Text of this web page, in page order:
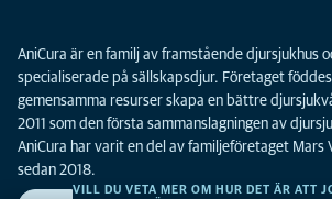
AniCura är en familj av framstående djursjukhus
specialiserade på sällskapsdjur. Företaget
gemensamma resurser skapa en bättre
2011 som den första sammanslagningen av
AniCura har varit en del av familjeföretaget Mars
sedan 2018.
VILL DU VETA MER OM HUR DET ÄR ATT